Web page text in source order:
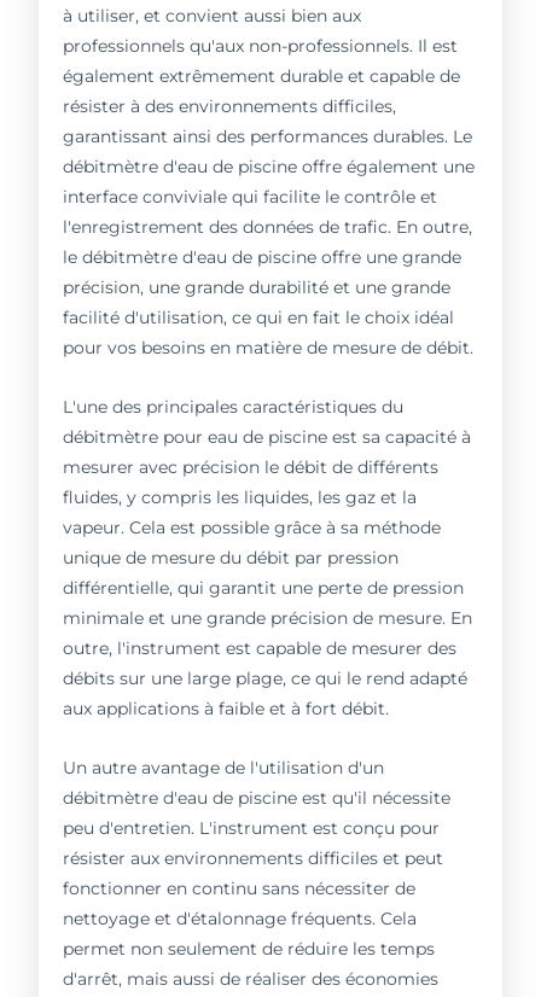
à utiliser, et convient aussi bien aux
professionnels qu'aux non-professionnels. Il est
également extrêmement durable et capable de
résister à des environnements difficiles,
garantissant ainsi des performances durables. Le
débitmètre d'eau de piscine offre également une
interface conviviale qui facilite le contrôle et
l'enregistrement des données de trafic. En outre,
le débitmètre d'eau de piscine offre une grande
précision, une grande durabilité et une grande
facilité d'utilisation, ce qui en fait le choix idéal
pour vos besoins en matière de mesure de débit.
L'une des principales caractéristiques du
débitmètre pour eau de piscine est sa capacité à
mesurer avec précision le débit de différents
fluides, y compris les liquides, les gaz et la
vapeur. Cela est possible grâce à sa méthode
unique de mesure du débit par pression
différentielle, qui garantit une perte de pression
minimale et une grande précision de mesure. En
outre, l'instrument est capable de mesurer des
débits sur une large plage, ce qui le rend adapté
aux applications à faible et à fort débit.
Un autre avantage de l'utilisation d'un
débitmètre d'eau de piscine est qu'il nécessite
peu d'entretien. L'instrument est conçu pour
résister aux environnements difficiles et peut
fonctionner en continu sans nécessiter de
nettoyage et d'étalonnage fréquents. Cela
permet non seulement de réduire les temps
d'arrêt, mais aussi de réaliser des économies